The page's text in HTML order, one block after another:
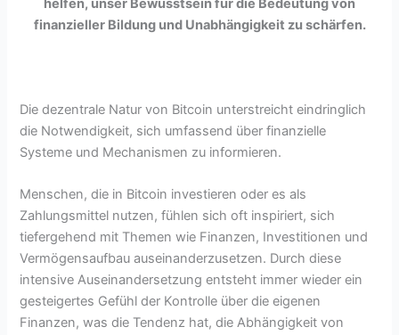
helfen, unser Bewusstsein für die Bedeutung von
finanzieller Bildung und Unabhängigkeit zu schärfen.
Die dezentrale Natur von Bitcoin unterstreicht eindringlich
die Notwendigkeit, sich umfassend über finanzielle
Systeme und Mechanismen zu informieren.
Menschen, die in Bitcoin investieren oder es als
Zahlungsmittel nutzen, fühlen sich oft inspiriert, sich
tiefergehend mit Themen wie Finanzen, Investitionen und
Vermögensaufbau auseinanderzusetzen. Durch diese
intensive Auseinandersetzung entsteht immer wieder ein
gesteigertes Gefühl der Kontrolle über die eigenen
Finanzen, was die Tendenz hat, die Abhängigkeit von